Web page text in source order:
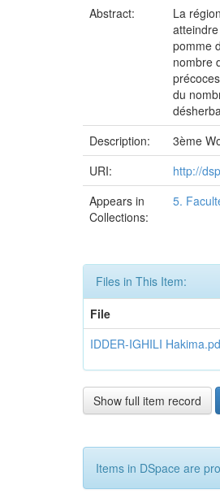
Abstract:
La
pomme
nombre
du
Description:
3ème
URI:
http://
Appears in
Collections:
5.
Files in This Item:
File
IDDER-IGHILI
Show full item record
Items in DSpace are